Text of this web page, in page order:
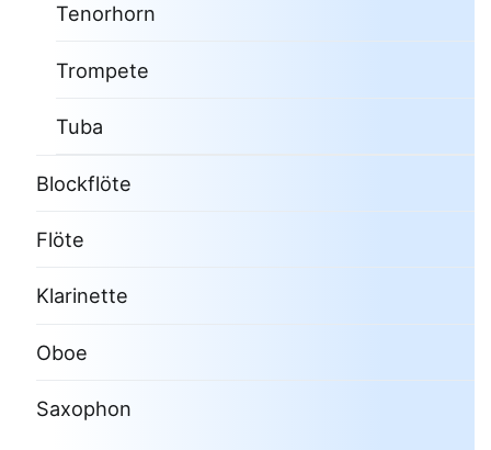
Tenorhorn
Trompete
Tuba
Blockflöte
Flöte
Klarinette
Oboe
Saxophon